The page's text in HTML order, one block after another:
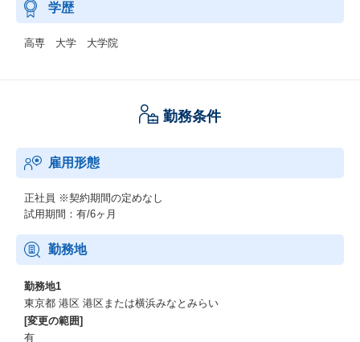
学歴
高専 大学 大学院
勤務条件
雇用形態
正社員 ※契約期間の定めなし
試用期間：有/6ヶ月
勤務地
勤務地1
東京都 港区 港区または横浜みなとみらい
[変更の範囲]
有